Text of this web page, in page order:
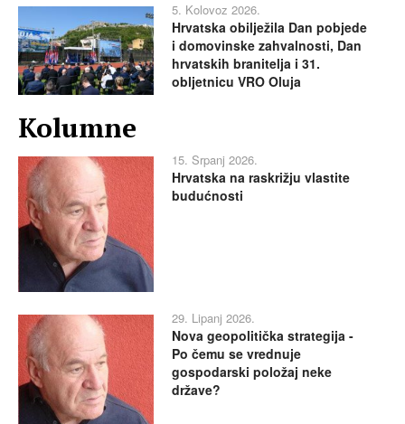
5. Kolovoz 2026.
Hrvatska obilježila Dan pobjede
i domovinske zahvalnosti, Dan
hrvatskih branitelja i 31.
obljetnicu VRO Oluja
Kolumne
15. Srpanj 2026.
Hrvatska na raskrižju vlastite
budućnosti
29. Lipanj 2026.
Nova geopolitička strategija -
Po čemu se vrednuje
gospodarski položaj neke
države?